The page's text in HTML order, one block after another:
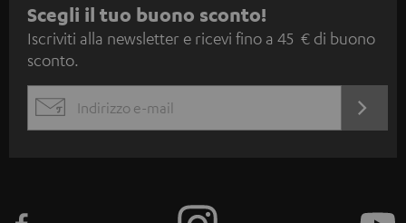
I
s
c
i
Scegli il tuo buono sconto!
Iscriviti alla newsletter e ricevi fino a 45 € di buono
sconto.
EMAIL
ORA